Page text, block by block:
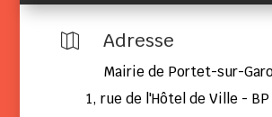
 Adresse
Mairie de Portet-sur-
1, rue de l'Hôtel de Ville -